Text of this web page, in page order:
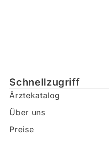
Schnellzugriff
Ärztekatalog
Über uns
Preise